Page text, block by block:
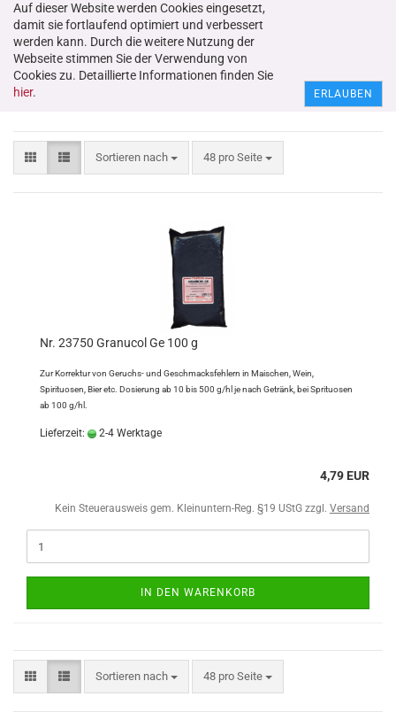
Auf dieser Website werden Cookies eingesetzt,
damit sie fortlaufend optimiert und verbessert
werden kann. Durch die weitere Nutzung der
Webseite stimmen Sie der Verwendung von
Cookies zu. Detaillierte Informationen finden Sie
hier. ERLAUBEN
Aktivkohlen
Sortieren nach 48 pro Seite
Nr. 23750 Granucol Ge 100 g
Zur Korrektur von Geruchs- und Geschmacksfehlern in Maischen, Wein,
Spirituosen, Bier etc. Dosierung ab 10 bis 500 g/hl je nach Getränk, bei Sprituosen
ab 100 g/hl.
Lieferzeit: 2-4 Werktage
4,79 EUR
Kein Steuerausweis gem. Kleinuntern-Reg. §19 UStG zzgl. Versand
IN DEN WARENKORB
Sortieren nach 48 pro Seite